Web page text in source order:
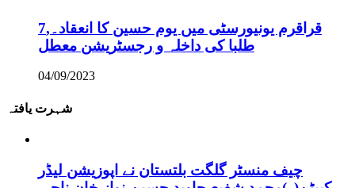
قراقرم یونیورسٹی میں یوم حسین کا انعقاد۔,7
طلبا کی داخلہ و رجسٹریشن معطل
04/09/2023
شہرت یافتہ
چیف منسٹر گلگت بلتستان نے اپوزیشن لیڈر